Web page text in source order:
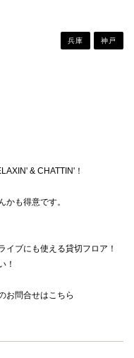
兵庫 神戸
& CHATTIN'！
も得意です。
イブにも使える貸切フロア！
！
お問合せはこちら